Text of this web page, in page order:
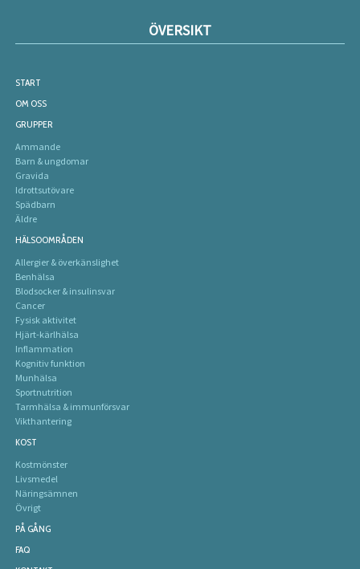
ÖVERSIKT
START
OM OSS
GRUPPER
Ammande
Barn & ungdomar
Gravida
Idrottsutövare
Spädbarn
Äldre
HÄLSOOMRÅDEN
Allergier & överkänslighet
Benhälsa
Blodsocker & insulinsvar
Cancer
Fysisk aktivitet
Hjärt-kärlhälsa
Inflammation
Kognitiv funktion
Munhälsa
Sportnutrition
Tarmhälsa & immunförsvar
Vikthantering
KOST
Kostmönster
Livsmedel
Näringsämnen
Övrigt
PÅ GÅNG
FAQ